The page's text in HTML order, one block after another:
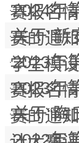
赛报名
2024年
赛的通知
关于"新
学生模
2023年
赛报名
2023年
赛的通知
关于“陶